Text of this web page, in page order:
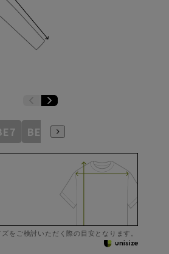
BE8 BE9
をご検討いただく際の目安となります。